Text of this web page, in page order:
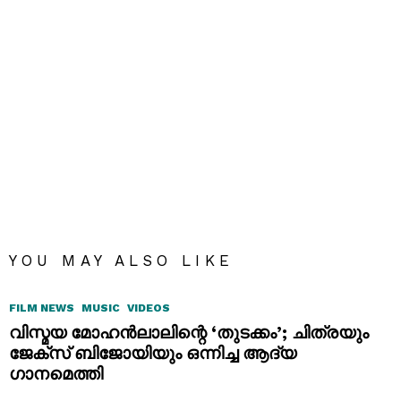
YOU MAY ALSO LIKE
FILM NEWS MUSIC VIDEOS
വിസ്മയ മോഹൻലാലിന്റെ ‘തുടക്കം’; ചിത്രയും
ജേക്സ് ബിജോയിയും ഒന്നിച്ച ആദ്യ
ഗാനമെത്തി